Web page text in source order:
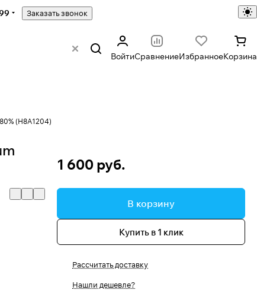
Заказать звонок
ВойтиСравнениеИзбранноеКорзина
(H8A1204)
1 600 руб.
В корзину
Купить в 1 клик
Рассчитать доставку
Нашли дешевле?